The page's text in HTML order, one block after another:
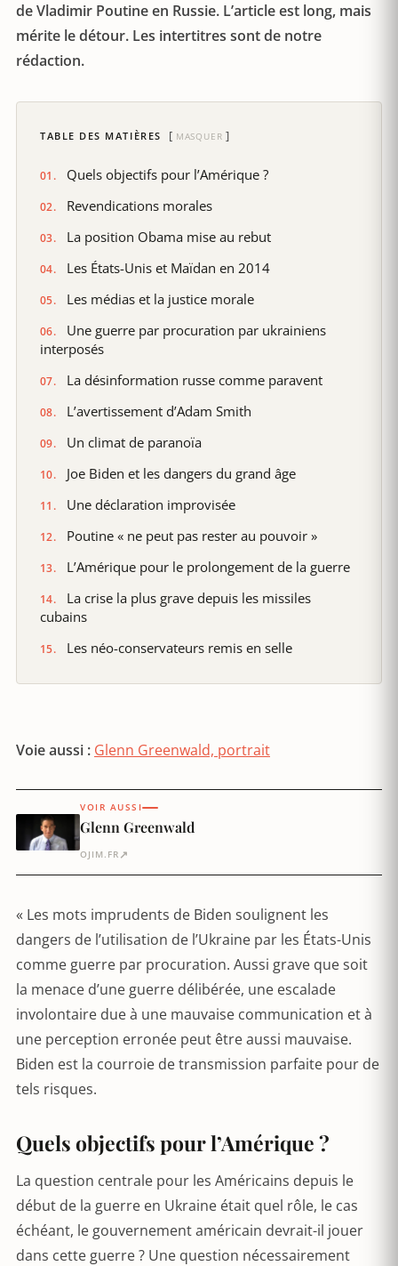
de Vladimir Poutine en Russie. L’article est long, mais
mérite le détour. Les intertitres sont de notre
rédaction.
TABLE DES MATIÈRES MASQUER
Quels objectifs pour l’Amérique ?
Revendications morales
La position Obama mise au rebut
Les États-Unis et Maïdan en 2014
Les médias et la justice morale
Une guerre par procuration par ukrainiens
interposés
La désinformation russe comme paravent
L’avertissement d’Adam Smith
Un climat de paranoïa
Joe Biden et les dangers du grand âge
Une déclaration improvisée
Poutine « ne peut pas rester au pouvoir »
L’Amérique pour le prolongement de la guerre
La crise la plus grave depuis les missiles
cubains
Les néo-conservateurs remis en selle
Voie aussi : Glenn Greenwald, portrait
VOIR AUSSI
Glenn Greenwald
OJIM.FR ↗
« Les mots imprudents de Biden soulignent les
dangers de l’utilisation de l’Ukraine par les États-Unis
comme guerre par procuration. Aussi grave que soit
la menace d’une guerre délibérée, une escalade
involontaire due à une mauvaise communication et à
une perception erronée peut être aussi mauvaise.
Biden est la courroie de transmission parfaite pour de
tels risques.
Quels objectifs pour l’Amérique ?
La question centrale pour les Américains depuis le
début de la guerre en Ukraine était quel rôle, le cas
échéant, le gouvernement américain devrait-il jouer
dans cette guerre ? Une question nécessairement